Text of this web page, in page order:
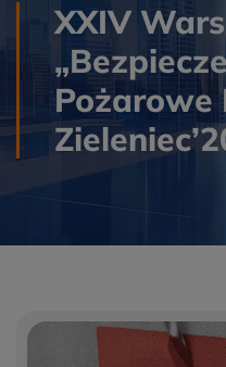
XXIV
Pożarowe